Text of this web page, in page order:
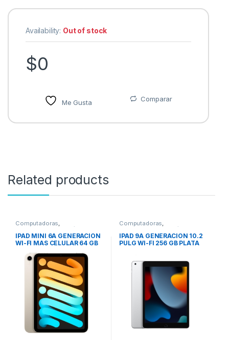
Availability: Out of stock
$0
Me Gusta Comparar
Related products
Computadoras
Computadoras Portátiles
IPAD MINI 6A GENERACION
WI-FI MAS CELULAR 64 GB
Computadoras
Computadoras Portátiles
IPAD 9A GENERACION 10.2
PULG WI-FI 256 GB PLATA